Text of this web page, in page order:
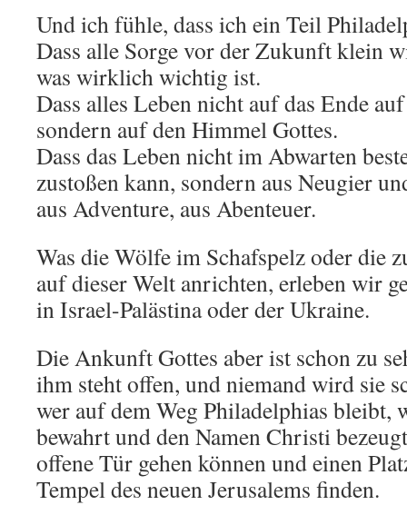
Und ich fühle, dass ich ein Teil
Dass alle Sorge vor der Zukunft klein
was wirklich wichtig ist.
Dass alles Leben nicht auf das Ende
sondern auf den Himmel Gottes.
Dass das Leben nicht im Abwarten
zustoßen kann, sondern aus Neugier
aus Adventure, aus Abenteuer.
Was die Wölfe im Schafspelz oder die
auf dieser Welt anrichten, erleben wir
in Israel-Palästina oder der Ukraine.
Die Ankunft Gottes aber ist schon zu
ihm steht offen, und niemand wird sie
wer auf dem Weg Philadelphias bleibt,
bewahrt und den Namen Christi
offene Tür gehen können und einen
Tempel des neuen Jerusalems finden.